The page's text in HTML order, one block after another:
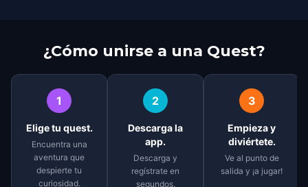
¿Cómo unirse a una Quest?
1
Elige tu quest.
Encuentra una
aventura que
despierte tu
curiosidad.
2
Descarga la
app.
Descarga y
regístrate en
segundos.
3
Empieza y
diviértete.
Ve al punto de
salida y ¡a jugar!